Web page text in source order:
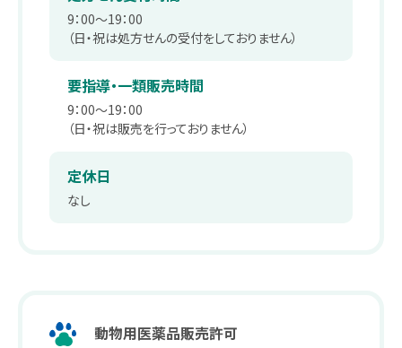
エステティックサロン
PUDO
スギヤマカード ポイントカードでお得
スギヤマカード スギヤママネーのご紹介
スギヤマ公式アプリ：お得！便利！アプリの使い方
取り組み：在宅事業
取り組み：学会報告
取り組み：子育て支援
本社へのアクセス
キャリア採用 正社員
パート・アルバイト
ドラッグストアスタッフ・医療事務
同好会・社内関連サイト
9：00～19：00
（日・祝は処方せんの受付をしておりません）
要指導・一類販売時間
9：00～19：00
（日・祝は販売を行っておりません）
定休日
なし
動物用医薬品販売許可